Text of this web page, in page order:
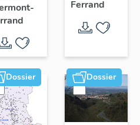
de
l'étude
Ferrand
Dossier Dossier